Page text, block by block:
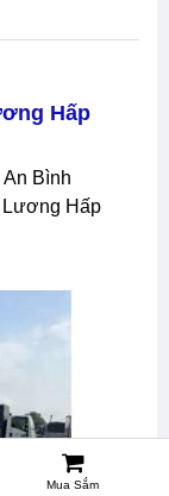
Hấp
Lương Hấp
Mua Sắm